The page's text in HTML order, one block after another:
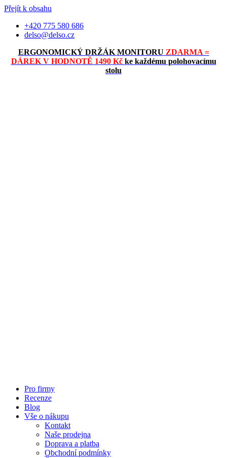
Přejít k obsahu
+420 775 580 686
delso@delso.cz
ERGONOMICKÝ DRŽÁK MONITORU ZDARMA =
DÁREK V HODNOTĚ 1490 Kč ke každému polohovacímu
stolu
Pro firmy
Recenze
Blog
Vše o nákupu
Kontakt
Naše prodejna
Doprava a platba
Obchodní podmínky